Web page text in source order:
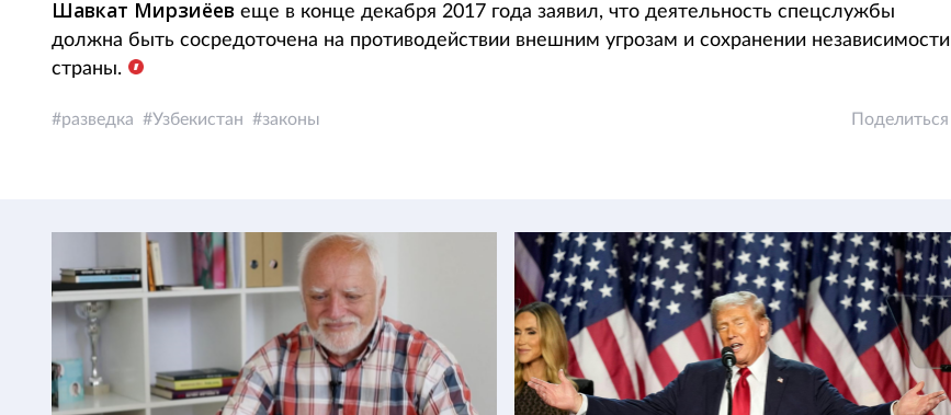
Шавкат Мирзиёев еще в конце декабря 2017 года заявил, что деятельность спецслужбы
должна быть сосредоточена на противодействии внешним угрозам и сохранении независимости
страны.
разведка Узбекистан законы Поделиться